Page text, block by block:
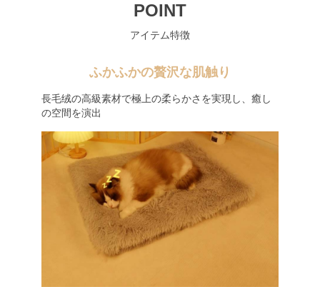
POINT
アイテム特徴
ふかふかの贅沢な肌触り
長毛绒の高級素材で極上の柔らかさを実現し、癒し
の空間を演出